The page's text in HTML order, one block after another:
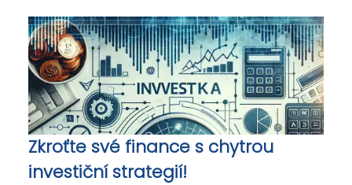
Zkroťte své finance s chytrou
investiční strategií!